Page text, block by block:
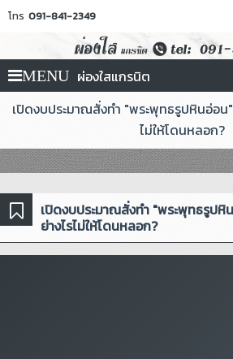
โทร 091-841-2349
MENU ผ่องใสแกรนิต
เปิดงบประมาณสั่งทำ "พระพุทธรูปหินอ่อน"
ไม่ให้โดนหลอก?
เปิดงบประมาณสั่งทำ "พระพุทธรูปหิ
ย่างไรไม่ให้โดนหลอก?